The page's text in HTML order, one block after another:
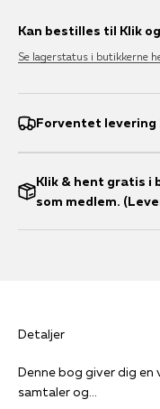
Kan bestilles til Klik
Se lagerstatus i butikkerne
Forventet levering
Klik & hent gratis i
som medlem.
Detaljer
Denne bog giver dig
samtaler og...